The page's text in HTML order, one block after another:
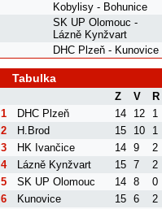
Kobylisy - Bohunice
SK UP Olomouc -
Lázně Kynžvart
DHC Plzeň - Kunovice
Tabulka
Z V R
1
DHC Plzeň 14 12 1
2
H.Brod 15 10 1
3
HK Ivančice 14 9 2
4
Lázně Kynžvart 15 7 2
5
SK UP Olomouc 14 8 0
6
Kunovice 15 6 2